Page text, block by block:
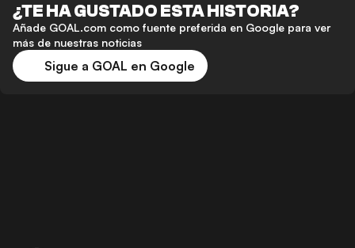
¿TE HA GUSTADO ESTA HISTORIA?
Añade GOAL.com como fuente preferida en Google para ver
más de nuestras noticias
Sigue a GOAL en Google